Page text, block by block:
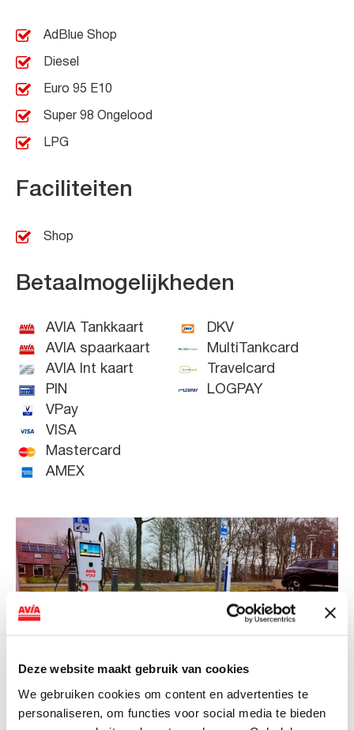
Deze website maakt gebruik van cookies
We gebruiken cookies om content en advertenties te
personaliseren, om functies voor social media te bieden
AdBlue Shop
Diesel
Euro 95 E10
Super 98 Ongelood
LPG
Faciliteiten
Shop
Betaalmogelijkheden
AVIA Tankkaart
AVIA spaarkaart
AVIA Int kaart
PIN
VPay
VISA
Mastercard
AMEX
DKV
MultiTankcard
Travelcard
LOGPAY